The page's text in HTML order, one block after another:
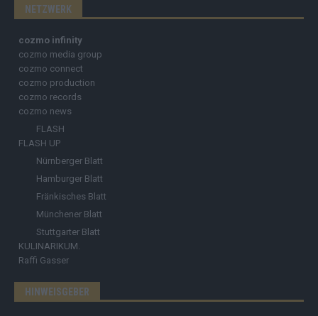
NETZWERK
cozmo infinity
cozmo media group
cozmo connect
cozmo production
cozmo records
cozmo news
FLASH
FLASH UP
Nürnberger Blatt
Hamburger Blatt
Fränkisches Blatt
Münchener Blatt
Stuttgarter Blatt
KULINARIKUM.
Raffi Gasser
HINWEISGEBER